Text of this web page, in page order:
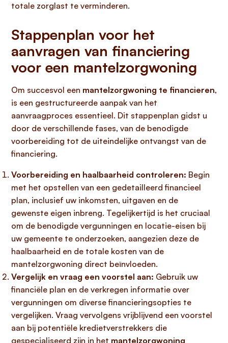
totale zorglast te verminderen.
Stappenplan voor het
aanvragen van financiering
voor een mantelzorgwoning
Om succesvol een mantelzorgwoning te financieren,
is een gestructureerde aanpak van het
aanvraagproces essentieel. Dit stappenplan gidst u
door de verschillende fases, van de benodigde
voorbereiding tot de uiteindelijke ontvangst van de
financiering.
Voorbereiding en haalbaarheid controleren: Begin
met het opstellen van een gedetailleerd financieel
plan, inclusief uw inkomsten, uitgaven en de
gewenste eigen inbreng. Tegelijkertijd is het cruciaal
om de benodigde vergunningen en locatie-eisen bij
uw gemeente te onderzoeken, aangezien deze de
haalbaarheid en de totale kosten van de
mantelzorgwoning direct beïnvloeden.
Vergelijk en vraag een voorstel aan: Gebruik uw
financiële plan en de verkregen informatie over
vergunningen om diverse financieringsopties te
vergelijken. Vraag vervolgens vrijblijvend een voorstel
aan bij potentiële kredietverstrekkers die
gespecialiseerd zijn in het mantelzorgwoning